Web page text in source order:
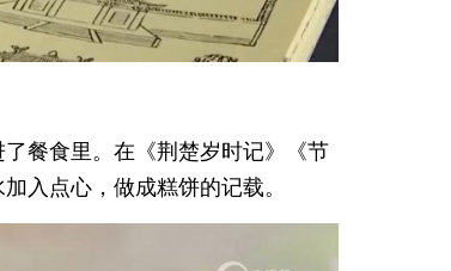
餐食里。在《荆楚岁时记》《节
入点心，做成糕饼的记载。